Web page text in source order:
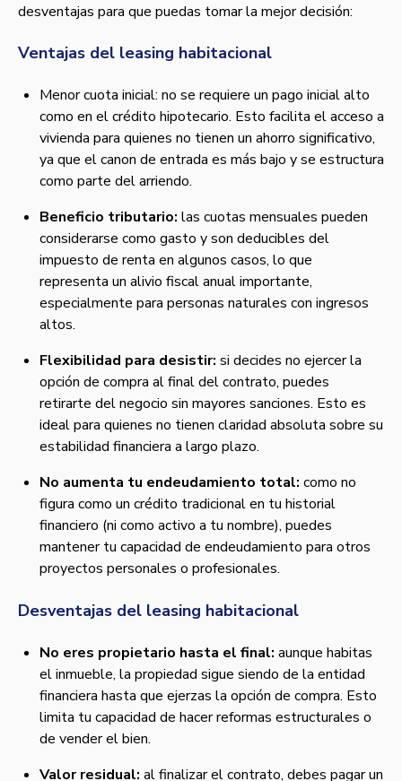
desventajas para que puedas tomar la mejor decisión:
Ventajas del leasing habitacional
Menor cuota inicial: no se requiere un pago inicial alto
como en el crédito hipotecario. Esto facilita el acceso a
vivienda para quienes no tienen un ahorro significativo,
ya que el canon de entrada es más bajo y se estructura
como parte del arriendo.
Beneficio tributario: las cuotas mensuales pueden
considerarse como gasto y son deducibles del
impuesto de renta en algunos casos, lo que
representa un alivio fiscal anual importante,
especialmente para personas naturales con ingresos
altos.
Flexibilidad para desistir: si decides no ejercer la
opción de compra al final del contrato, puedes
retirarte del negocio sin mayores sanciones. Esto es
ideal para quienes no tienen claridad absoluta sobre su
estabilidad financiera a largo plazo.
No aumenta tu endeudamiento total: como no
figura como un crédito tradicional en tu historial
financiero (ni como activo a tu nombre), puedes
mantener tu capacidad de endeudamiento para otros
proyectos personales o profesionales.
Desventajas del leasing habitacional
No eres propietario hasta el final: aunque habitas
el inmueble, la propiedad sigue siendo de la entidad
financiera hasta que ejerzas la opción de compra. Esto
limita tu capacidad de hacer reformas estructurales o
de vender el bien.
Valor residual: al finalizar el contrato, debes pagar un